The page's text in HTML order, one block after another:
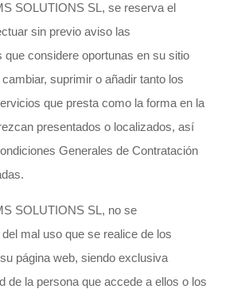
SOLUTIONS SL, se reserva el
sin previo aviso las
que considere oportunas en su sitio
suprimir o añadir tanto los
que presta como la forma en la
presentados o localizados, así
Generales de Contratación
SOLUTIONS SL, no se
mal uso que se realice de los
página web, siendo exclusiva
de la persona que accede a ellos o los